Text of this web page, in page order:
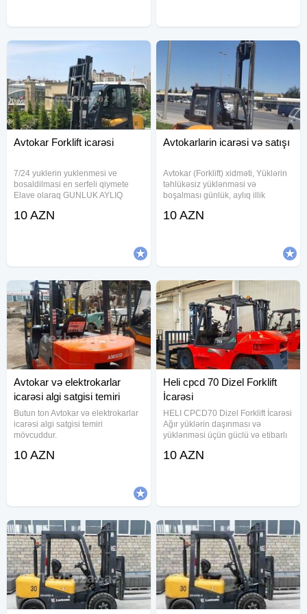
Avtokar Forklift icarəsi
7/24 yuklerin yuklenmesi ve
bosaldilmasi en serfeli qiymete
Elave olaraq GUNLUK AYLIQ
BOLGELERE ICARE
10 AZN
Avtokarlarin icarəsi və satışı
Avtokar (Forklift) xidməti, Yüklərin
təhlükəsiz yüklənməsi və
boşalması günlük, aylıq illik
qiymət 7/24 xidmətinizdəyik
10 AZN
Avtokar və elektrokarlar
icarəsi algi satgisi temiri
Butun ton Avtokar və elektrokarlar
icarəsi algi satgisi temiri
mövcuddur.
10 AZN
Heli cpcd 70 Dizel Forklift
İcarəsi
HELI CPCD70 Dizel Forklift İcarəsi
Ağır yüklərin daşınması və
yüklənməsi üçün güclü və etibarlı
dizel forklift sizin üçün doğru
10 AZN